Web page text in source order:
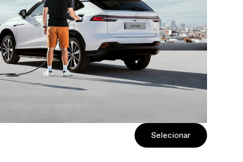
Selecionar